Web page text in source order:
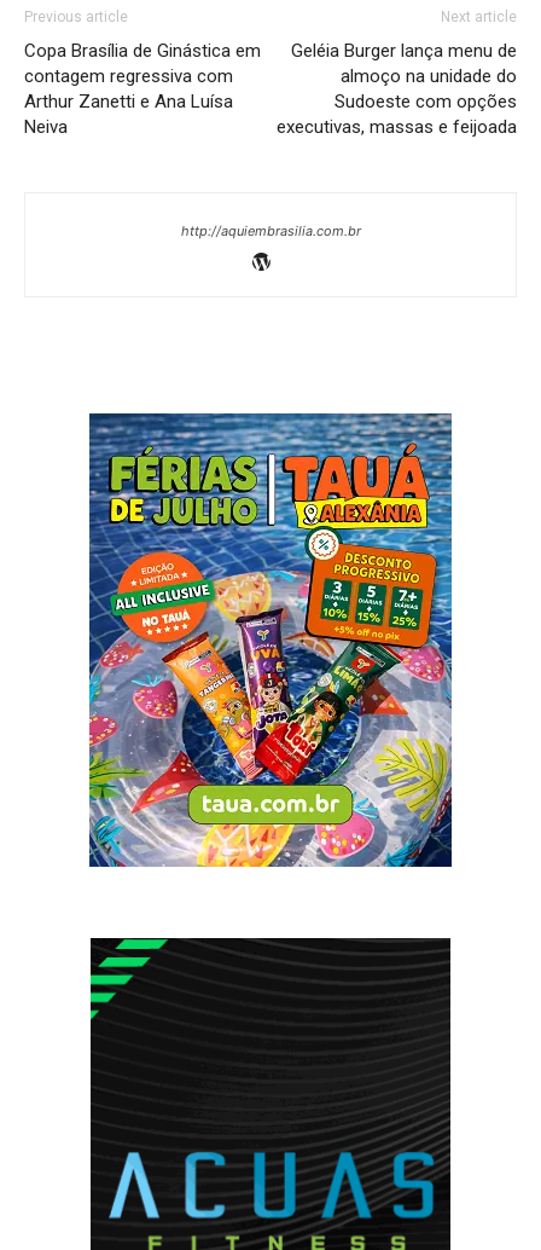
Previous article
Copa Brasília de Ginástica em
contagem regressiva com
Arthur Zanetti e Ana Luísa
Neiva
Next article
Geléia Burger lança menu de
almoço na unidade do
Sudoeste com opções
executivas, massas e feijoada
http://aquiembrasilia.com.br